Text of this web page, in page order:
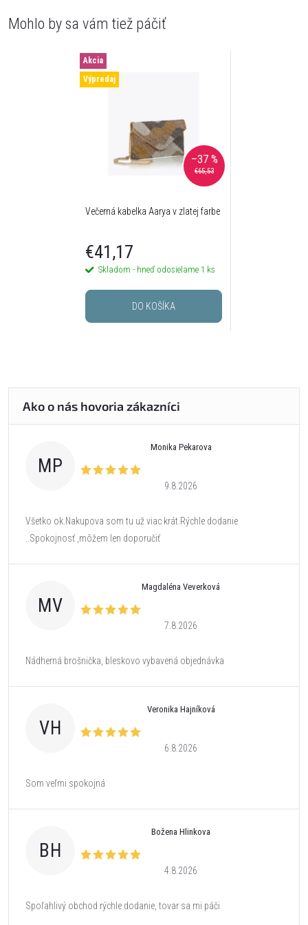
Akcia
Výpredaj
€65,53
–37 %
Večerná kabelka Aarya v zlatej farbe
€41,17
Skladom - hneď odosielame 1 ks
DO KOŠÍKA
MP
Monika Pekarova
9.8.2026
Všetko ok.Nakupova som tu už viac krát.Rýchle dodanie
..Spokojnosť ,môžem len doporučiť
MV
Magdaléna Veverková
7.8.2026
Nádherná brošnička, bleskovo vybavená objednávka
VH
Veronika Hajníková
6.8.2026
Som veľmi spokojná
BH
Božena Hlinkova
4.8.2026
Spoľahlivý obchod rýchle dodanie, tovar sa mi páči